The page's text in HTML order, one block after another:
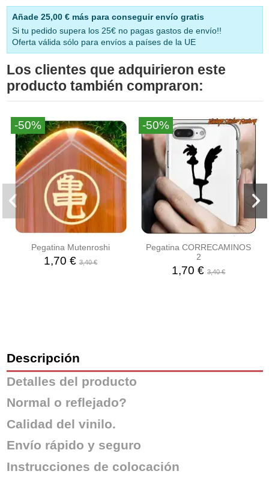
Añade 25,00 €más para conseguir envío gratis
Si tu pedido supera los 25€ no pagas gastos de envío!!
Oferta válida sólo para envíos a países de la UE
Los clientes que adquirieron este
producto también compraron:
-50%
Pegatina Mutenroshi
1,70 € 3,40 €
-50%
Pegatina CORRECAMINOS
2
1,70 €3,40 €
Descripción
Detalles del producto
Normal o reflejado?
Calidad del vinilo.
Envío rápido y seguro
Instrucciones de colocación